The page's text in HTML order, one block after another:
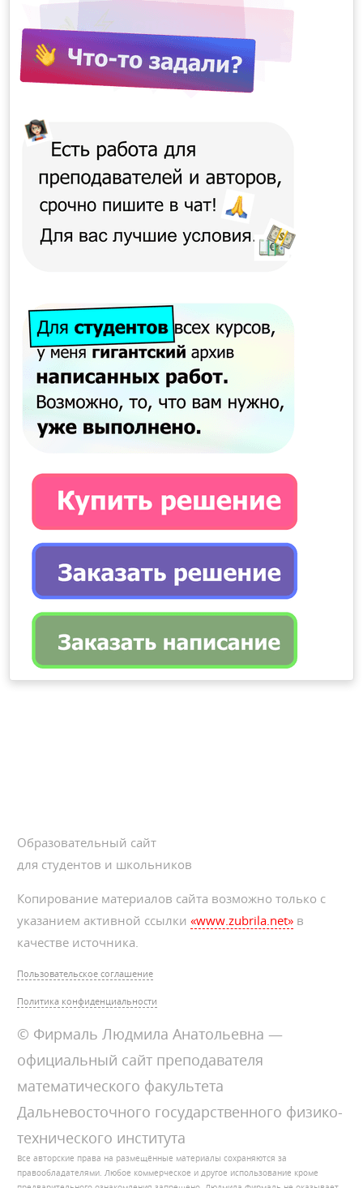
Образовательный сайт
для студентов и школьников
Копирование материалов сайта возможно только с
указанием активной ссылки«www.zubrila.net» в
качестве источника.
Пользовательское соглашение
Политика конфиденциальности
© Фирмаль Людмила Анатольевна —
официальный сайт преподавателя
математического факультета
Дальневосточного государственного физико-
технического института
Все авторские права на размещённые материалы сохраняются за
правообладателями. Любое коммерческое и другое использование кроме